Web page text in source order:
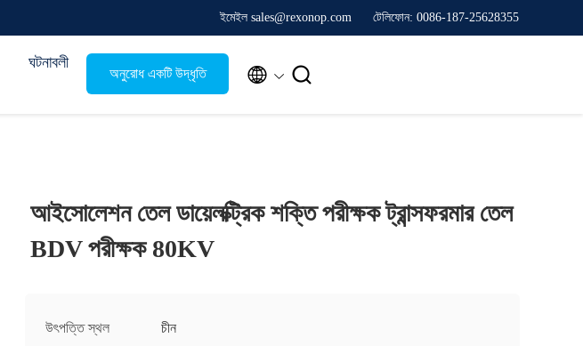
ইমেইল sales@rexonop.com টেলিফোন: 0086-187-25628355
ঘটনাবলী
অনুরোধ একটি উদ্ধৃতি  
আইসোলেশন তেল ডায়েলক্ট্রিক শক্তি পরীক্ষক ট্রান্সফরমার তেল
BDV পরীক্ষক 80KV
উৎপত্তি স্থল চীন